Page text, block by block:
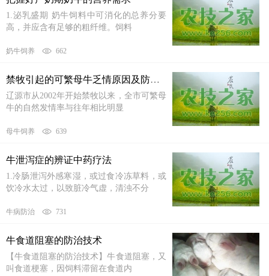
1.泌乳盛期 奶牛饲料中可消化的总养分要
高，并应含有足够的粗纤维。饲料
奶牛饲养 662
禁牧引起的可繁母牛乏情原因及防治方法
辽源市从2002年开始禁牧以来，全市可繁母
牛的自然发情率与往年相比明显
母牛饲养 639
牛泄泻症的辨证中药疗法
1.冷肠泄泻外感寒湿，或过食冷冻草料，或
饮冷水太过，以致脏冷气虚，清浊不分
牛病防治 731
牛食道阻塞的防治技术
【牛食道阻塞的防治技术】牛食道阻塞，又
叫食道梗塞，因饲料滞留在食道内